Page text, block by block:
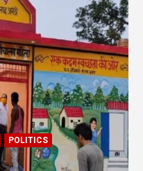
POLITICS